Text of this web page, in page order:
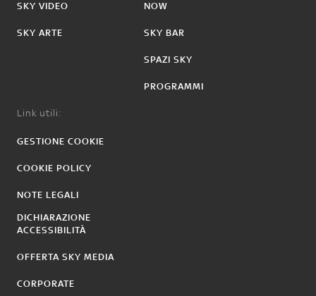
SKY VIDEO
SKY ARTE
NOW
SKY BAR
SPAZI SKY
PROGRAMMI
Link utili:
GESTIONE COOKIE
COOKIE POLICY
NOTE LEGALI
DICHIARAZIONE
ACCESSIBILITÀ
OFFERTA SKY MEDIA
CORPORATE